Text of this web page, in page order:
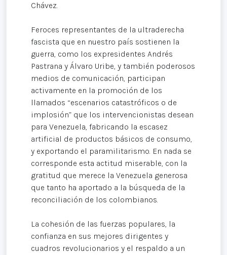
Chávez.
Feroces representantes de la ultraderecha
fascista que en nuestro país sostienen la
guerra, como los expresidentes Andrés
Pastrana y Álvaro Uribe, y también poderosos
medios de comunicación, participan
activamente en la promoción de los
llamados “escenarios catastróficos o de
implosión” que los intervencionistas desean
para Venezuela, fabricando la escasez
artificial de productos básicos de consumo,
y exportando el paramilitarismo. En nada se
corresponde esta actitud miserable, con la
gratitud que merece la Venezuela generosa
que tanto ha aportado a la búsqueda de la
reconciliación de los colombianos.
La cohesión de las fuerzas populares, la
confianza en sus mejores dirigentes y
cuadros revolucionarios y el respaldo a un